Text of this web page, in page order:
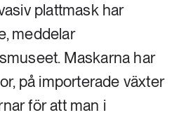
plattmask har
meddelar
Maskarna har
på importerade växter
för att man i